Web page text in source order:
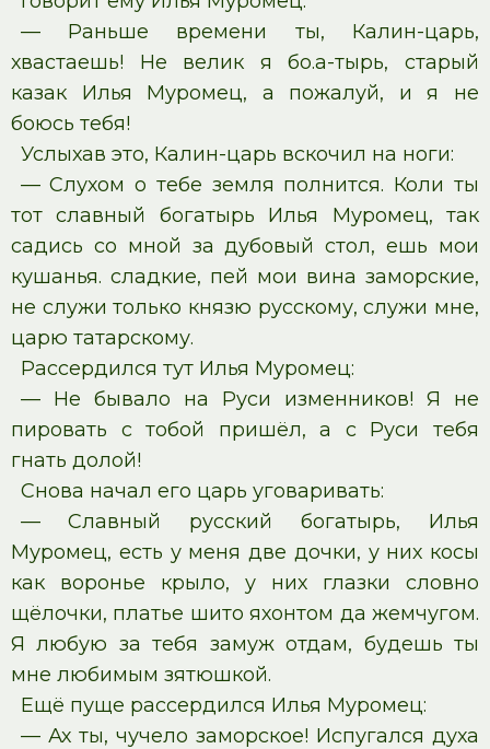
— Раньше времени ты, Калин-царь,
хвастаешь! Не велик я бо.а-тырь, старый
казак Илья Муромец, а пожалуй, и я не
боюсь тебя!
Услыхав это, Калин-царь вскочил на ноги:
— Слухом о тебе земля полнится. Коли ты
тот славный богатырь Илья Муромец, так
садись со мной за дубовый стол, ешь мои
кушанья. сладкие, пей мои вина заморские,
не служи только князю русскому, служи мне,
царю татарскому.
Рассердился тут Илья Муромец:
— Не бывало на Руси изменников! Я не
пировать с тобой пришёл, а с Руси тебя
гнать долой!
Снова начал его царь уговаривать:
— Славный русский богатырь, Илья
Муромец, есть у меня две дочки, у них косы
как воронье крыло, у них глазки словно
щёлочки, платье шито яхонтом да жемчугом.
Я любую за тебя замуж отдам, будешь ты
мне любимым зятюшкой.
Ещё пуще рассердился Илья Муромец:
— Ах ты, чучело заморское! Испугался духа